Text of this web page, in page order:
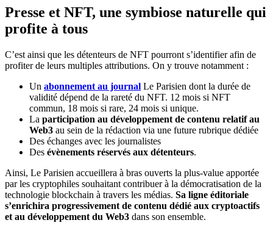
Presse et NFT, une symbiose naturelle qui
profite à tous
C’est ainsi que les détenteurs de NFT pourront s’identifier afin de
profiter de leurs multiples attributions. On y trouve notamment :
Un abonnement au journal Le Parisien dont la durée de
validité dépend de la rareté du NFT. 12 mois si NFT
commun, 18 mois si rare, 24 mois si unique.
La participation au développement de contenu relatif au
Web3 au sein de la rédaction via une future rubrique dédiée
Des échanges avec les journalistes
Des évènements réservés aux détenteurs.
Ainsi, Le Parisien accueillera à bras ouverts la plus-value apportée
par les cryptophiles souhaitant contribuer à la démocratisation de la
technologie blockchain à travers les médias. Sa ligne éditoriale
s’enrichira progressivement de contenu dédié aux cryptoactifs
et au développement du Web3 dans son ensemble.